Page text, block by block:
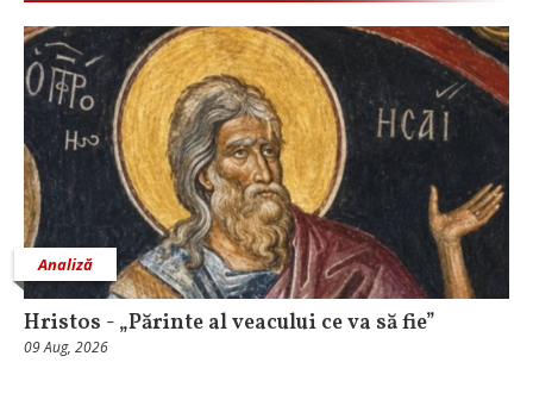
Analiză
Hristos - „Părinte al veacului ce va să fie”
09 Aug, 2026